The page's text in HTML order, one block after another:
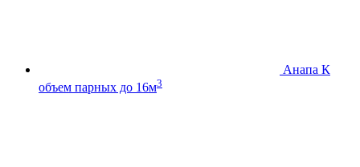
Анапа К
объем парных до 16м3